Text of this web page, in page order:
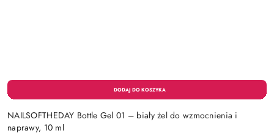
NAILSOFTHEDAY Bottle Gel 01 – biały żel do wzmocnienia i
naprawy, 10 ml